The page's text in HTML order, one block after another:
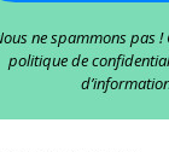
ne spammons pas !
politique de